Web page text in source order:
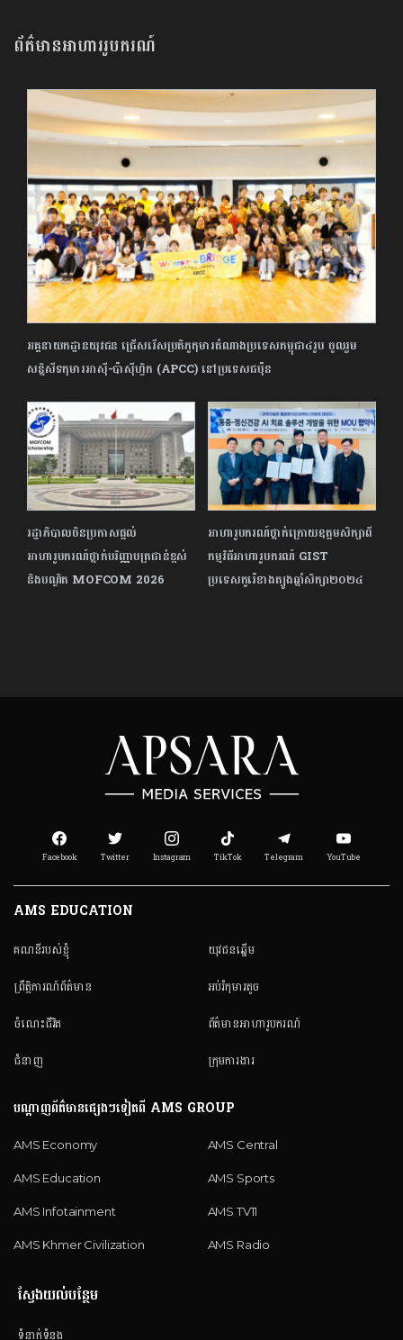
ព័ត៌មានអាហាររូបករណ៍
អគ្គនាយកដ្ឋាន​យុវជន ជ្រើសរើស​ប្រតិភូ​កុមារ​តំណាង​ប្រទេស​កម្ពុជា​៤រូប ចូលរួម​
សន្និសីទ​កុមារ​អាស៊ី-ប៉ាស៊ីហ្វិក (APCC) នៅ​ប្រទេស​ជប៉ុន
រដ្ឋាភិបាលចិន​ប្រកាស​ផ្តល់
អាហារូបករណ៍ថ្នាក់បរិញ្ញាបត្រជាន់ខ្ពស់
និងបណ្ឌិត MOFCOM 2026
អាហារូបករណ៍ថ្នាក់ក្រោយឧត្ដមសិក្សាពី
កម្មវិធីអាហារូបករណ៍ GIST
ប្រទេសកូរ៉េខាងត្បូងឆ្នាំសិក្សា២០២៤
Facebook Twitter Instagram TikTok Telegram YouTube
AMS EDUCATION
គណនី​របស់ខ្ញុំ
ព្រឹត្តិការណ៍ព័ត៌មាន
ចំណេះជីវិត
ជំនាញ
យុវជនឆ្នើម
អប់រំកុមារតូច
ព័ត៌មានអាហារូបករណ៍
ក្រុមការងារ
បណ្តាញព័ត៌មានផ្សេងៗទៀតពី AMS GROUP
AMS Economy
AMS Education
AMS Infotainment
AMS Khmer Civilization
AMS Central
AMS Sports
AMS TV11
AMS Radio
ស្វែងយល់បន្ថែម
ទំនាក់ទំនង